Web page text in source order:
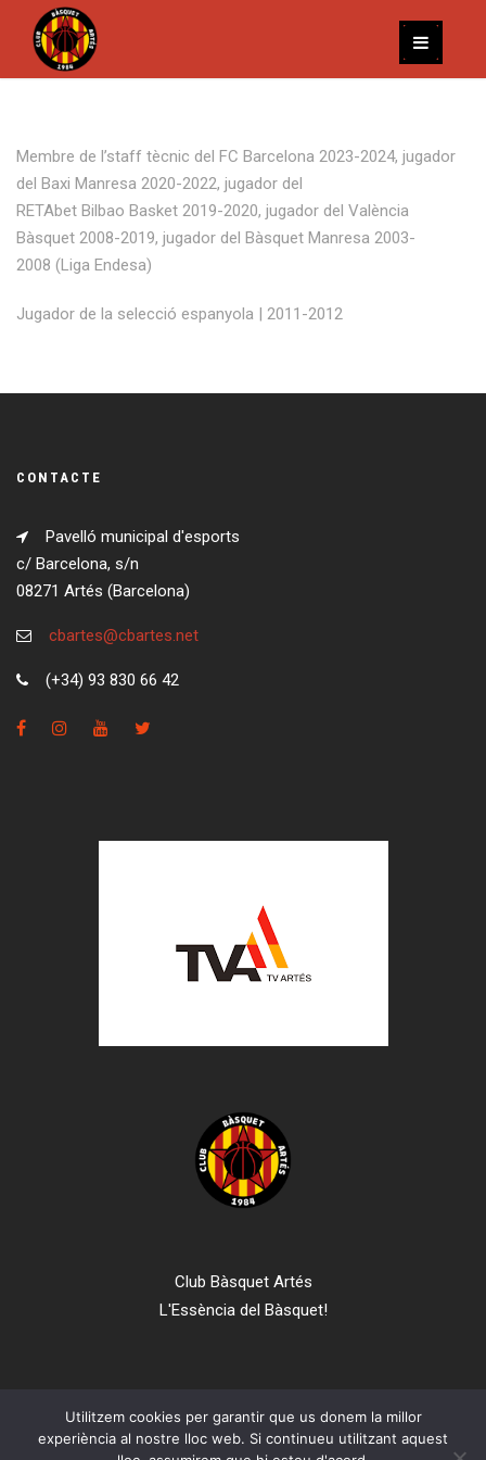
Membre de l’staff tècnic del FC Barcelona 2023-2024, jugador
del Baxi Manresa 2020-2022, jugador del
RETAbet Bilbao Basket 2019-2020, jugador del València
Bàsquet 2008-2019, jugador del Bàsquet Manresa 2003-
2008 (Liga Endesa)
Jugador de la selecció espanyola | 2011-2012
CONTACTE
Pavelló municipal d'esports
c/ Barcelona, s/n
08271 Artés (Barcelona)
cbartes@cbartes.net
(+34) 93 830 66 42
Club Bàsquet Artés
L'Essència del Bàsquet!
© 2025 Club Bàsquet Artés. Tots els drets reservats.
Utilitzem cookies per garantir que us donem la millor
experiència al nostre lloc web. Si continueu utilitzant aquest